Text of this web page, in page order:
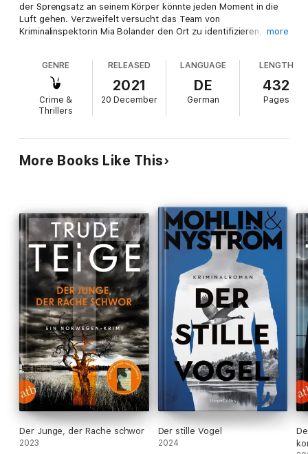
der Sprengsatz an seinem Körper könnte jeden Moment in die
Luft gehen. Verzweifelt versucht das Team von
Kriminalinspektorin Mia Bolander den Ort zu identifizieren, an
hineingezogen. Bislang war es immer ihre Aufgabe, die
schonungslose Wahrheit herauszufinden. Diesmal jedoch muss
Jana alles dafür tun, um sie zu verbergen. Denn die Zeit für
ihre Rache ist gekommen, und an ihren Händen klebt Blut ...
Alle Bücher der Jana-Berzelius-Reihe:
Weißer Schlaf
Engelsschuld
Im Namen des Sohnes
Die Fälle von Jana Berzelius können einzeln gelesen werden.
more
GENRE
Crime &
Thrillers
RELEASED
2021
20 December
LANGUAGE
DE
German
LENGTH
432
Pages
More Books Like This
Der Junge, der Rache schwor
2023
Der stille Vogel
2024